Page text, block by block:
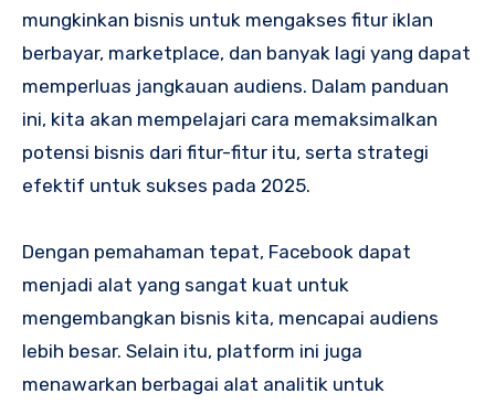
mungkinkan bisnis untuk mengakses fitur iklan
berbayar, marketplace, dan banyak lagi yang dapat
memperluas jangkauan audiens. Dalam panduan
ini, kita akan mempelajari cara memaksimalkan
potensi bisnis dari fitur-fitur itu, serta strategi
efektif untuk sukses pada 2025.
Dengan pemahaman tepat, Facebook dapat
menjadi alat yang sangat kuat untuk
mengembangkan bisnis kita, mencapai audiens
lebih besar. Selain itu, platform ini juga
menawarkan berbagai alat analitik untuk